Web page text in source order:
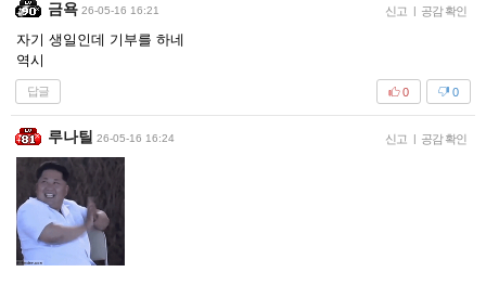
금욕 26-05-16 16:21 신고 | 공감 확인
자기 생일인데 기부를 하네
역시
답글 0
0
루나틸 26-05-16 16:24 신고 | 공감 확인